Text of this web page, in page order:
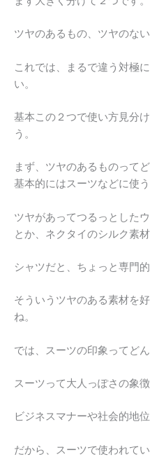
ツヤのあるもの、ツヤのない
これでは、まるで違う対極
い。
基本この２つで使い方見分
う。
まず、ツヤのあるものって
基本的にはスーツなどに使う
ツヤがあってつるっとした
とか、ネクタイのシルク素材
シャツだと、ちょっと専門
そういうツヤのある素材を
ね。
では、スーツの印象ってど
スーツって大人っぽさの象徴
ビジネスマナーや社会的地位
だから、スーツで使われて